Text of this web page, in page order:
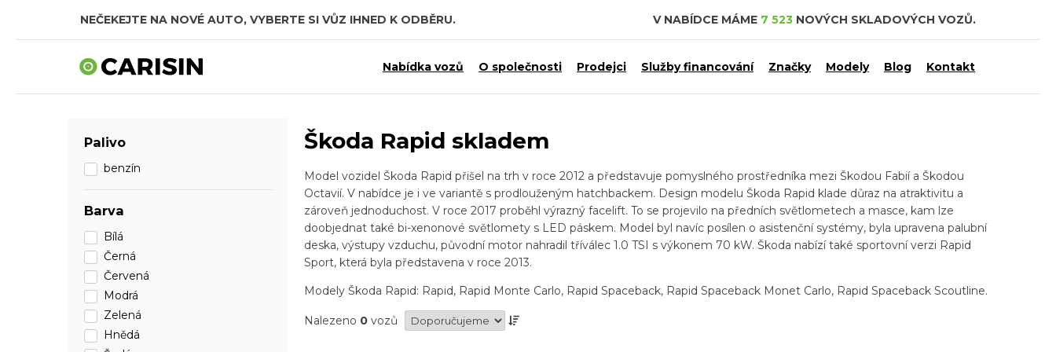
NEČEKEJTE NA NOVÉ AUTO, VYBERTE SI VŮZ IHNED K ODBĚRU. V NABÍDCE MÁME 7 523 NOVÝCH SKLADOVÝCH VOZŮ.
Nabídka vozů O společnosti Prodejci Služby financování Značky Modely Blog Kontakt
Palivo
benzín
Barva
Bílá
Černá
Červená
Modrá
Zelená
Hnědá
Škoda Rapid skladem
Model vozidel Škoda Rapid přišel na trh v roce 2012 a představuje pomyslného prostředníka mezi Škodou Fabií a Škodou
Octavií. V nabídce je i ve variantě s prodlouženým hatchbackem. Design modelu Škoda Rapid klade důraz na atraktivitu a
zároveň jednoduchost. V roce 2017 proběhl výrazný facelift. To se projevilo na předních světlometech a masce, kam lze
doobjednat také bi-xenonové světlomety s LED páskem. Model byl navíc posílen o asistenční systémy, byla upravena palubní
deska, výstupy vzduchu, původní motor nahradil tříválec 1.0 TSI s výkonem 70 kW. Škoda nabízí také sportovní verzi Rapid
Sport, která byla představena v roce 2013.
Modely Škoda Rapid: Rapid, Rapid Monte Carlo, Rapid Spaceback, Rapid Spaceback Monet Carlo, Rapid Spaceback Scoutline.
Nalezeno 0 vozů